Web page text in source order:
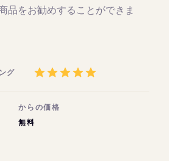
品をお勧めすることができま
グ
からの価格
無料